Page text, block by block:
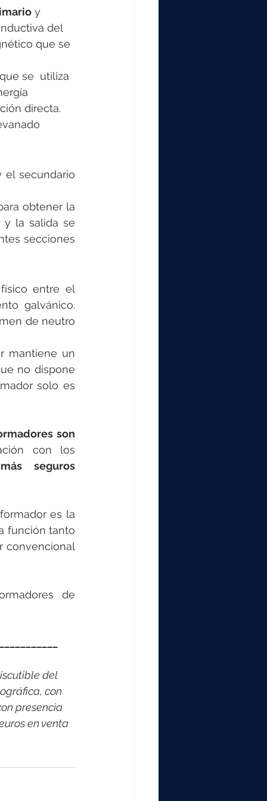
y
del
que se
se  utiliza
directa.
el secundario
obtener la
y la salida se
secciones
entre el
galvánico.
de neutro
mantiene un
no dispone
solo es
son
con los
seguros
es la
función tanto
convencional
de
del
con
presencia
en venta